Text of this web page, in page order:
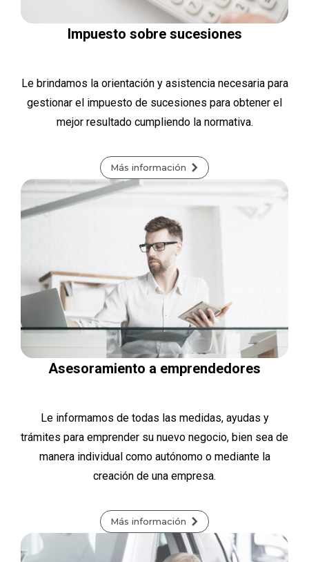
Impuesto sobre sucesiones
Le brindamos la orientación y asistencia necesaria para
gestionar el impuesto de sucesiones para obtener el
mejor resultado cumpliendo la normativa.
Más información
Asesoramiento a emprendedores
Le informamos de todas las medidas, ayudas y
trámites para emprender su nuevo negocio, bien sea de
manera individual como autónomo o mediante la
creación de una empresa.
Más información